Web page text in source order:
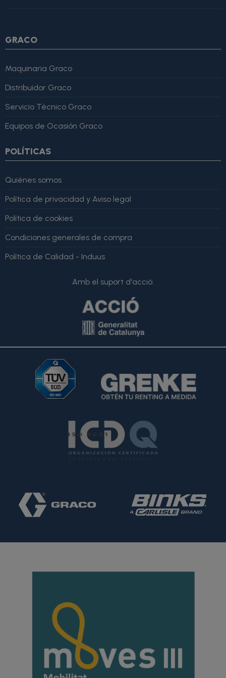
GRACO
Maquinaria Graco
Distribuidor Graco
Servicio Técnico Graco
Equipos de Ocasión Graco
POLÍTICAS
Quiénes somos
Política de privacidad y Aviso legal
Política de cookies
Condiciones generales de compra
Política de Calidad - Induus
Amb el suport d'acció: